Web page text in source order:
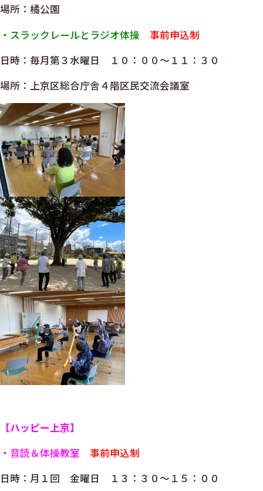
場所：橘公園
・スラックレールとラジオ体操
事前申込制
日時：毎月第３水曜日 １０：００～１１：３０
場所：上京区総合庁舎４階区民交流会議室
【ハッピー上京】
・音読＆体操教室
事前申込制
日時：月１回 金曜日 １３：３０～１５：００